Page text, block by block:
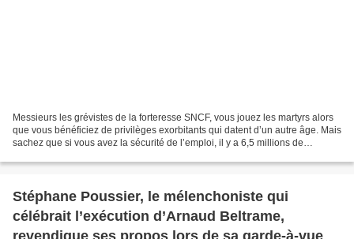
Messieurs les grévistes de la forteresse SNCF, vous jouez les martyrs alors
que vous bénéficiez de privilèges exorbitants qui datent d’un autre âge. Mais
sachez que si vous avez la sécurité de l’emploi, il y a 6,5 millions de
Stéphane Poussier, le mélenchoniste qui
célébrait l’exécution d’Arnaud Beltrame,